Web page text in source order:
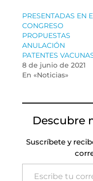
PRESENTADAS EN
CONGRESO
PROPUESTAS
ANULACIÓN
PATENTES
8 de junio de 2021
En «Noticias»
Descubre
Suscríbete y
Escribe tu correo electrónico…